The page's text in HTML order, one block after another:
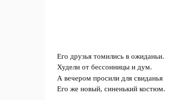
Его друзья томились в ожиданьи.
Худели от бессонницы и дум.
А вечером просили для свиданья
Его же новый, синенький костюм.